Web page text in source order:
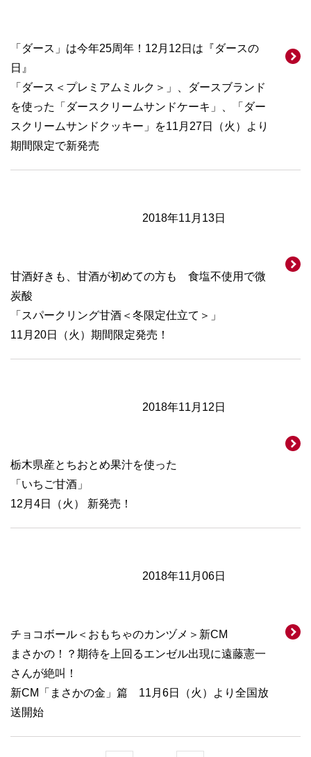
「ダース」は今年25周年！12月12日は『ダースの
日』
「ダース＜プレミアムミルク＞」、ダースブランド
を使った「ダースクリームサンドケーキ」、「ダー
スクリームサンドクッキー」を11月27日（火）より
期間限定で新発売
2018年11月13日
甘酒好きも、甘酒が初めての方も 食塩不使用で微
炭酸
「スパークリング甘酒＜冬限定仕立て＞」
11月20日（火）期間限定発売！
2018年11月12日
栃木県産とちおとめ果汁を使った
「いちご甘酒」
12月4日（火） 新発売！
2018年11月06日
チョコボール＜おもちゃのカンヅメ＞新CM
まさかの！？期待を上回るエンゼル出現に遠藤憲一
さんが絶叫！
新CM「まさかの金」篇 11月6日（火）より全国放
送開始